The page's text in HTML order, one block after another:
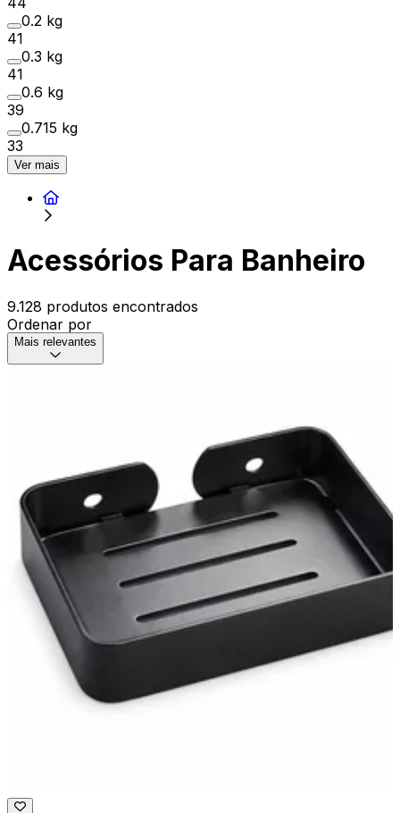
0.2 kg
41
0.3 kg
41
0.6 kg
39
0.715 kg
33
Ver mais
Acessórios Para Banheiro
9.128 produtos encontrados
Ordenar por
Mais relevantes